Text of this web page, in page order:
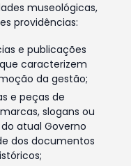
museológicas,
providências:
e publicações
caracterizem
da gestão;
e peças de
slogans ou
atual Governo
dos documentos